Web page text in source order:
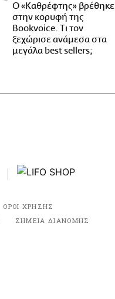
Ο «Καθρέφτης» βρέθηκε
στην κορυφή της
Bookvoice. Τι τον
ξεχώρισε ανάμεσα στα
μεγάλα best sellers;
ΟΡΟΙ ΧΡΗΣΗΣ
ΣΗΜΕΙΑ ΔΙΑΝΟΜΗΣ